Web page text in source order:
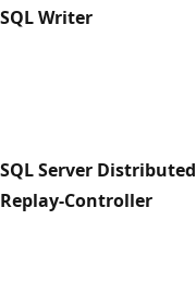
SQL Writer
SQL Server Distributed
Replay-Controller